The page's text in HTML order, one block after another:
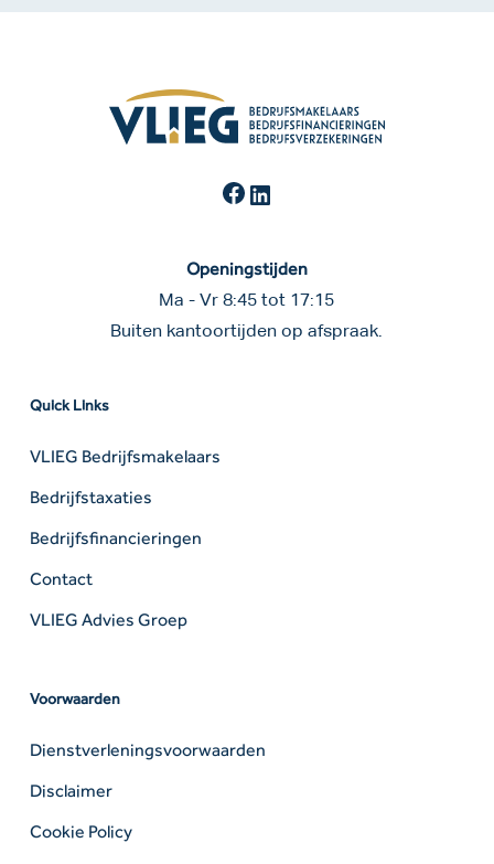
Facebook
Openingstijden
Ma - Vr 8:45 tot 17:15
Buiten kantoortijden op afspraak.
Quick Links
VLIEG Bedrijfsmakelaars
Bedrijfstaxaties
Bedrijfsfinancieringen
Contact
VLIEG Advies Groep
Voorwaarden
Dienstverleningsvoorwaarden
Disclaimer
Cookie Policy